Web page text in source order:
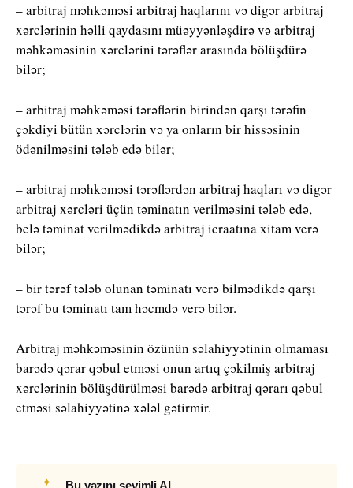
– arbitraj məhkəməsi arbitraj haqlarını və digər arbitraj
xərclərinin həlli qaydasını müəyyənləşdirə və arbitraj
məhkəməsinin xərclərini tərəflər arasında bölüşdürə
bilər;
– arbitraj məhkəməsi tərəflərin birindən qarşı tərəfin
çəkdiyi bütün xərclərin və ya onların bir hissəsinin
ödənilməsini tələb edə bilər;
– arbitraj məhkəməsi tərəflərdən arbitraj haqları və digər
arbitraj xərcləri üçün təminatın verilməsini tələb edə,
belə təminat verilmədikdə arbitraj icraatına xitam verə
bilər;
– bir tərəf tələb olunan təminatı verə bilmədikdə qarşı
tərəf bu təminatı tam həcmdə verə bilər.
Arbitraj məhkəməsinin özünün səlahiyyətinin olmaması
barədə qərar qəbul etməsi onun artıq çəkilmiş arbitraj
xərclərinin bölüşdürülməsi barədə arbitraj qərarı qəbul
etməsi səlahiyyətinə xələl gətirmir.
✦